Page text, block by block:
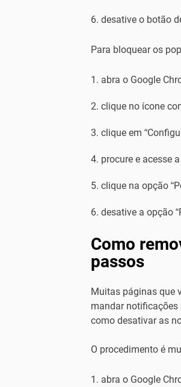
desative o botão
Para bloquear os
abra o Google
clique no ícone
clique em
procure e acesse
clique na opção
desative a opção
Como
passos
Muitas páginas que
mandar notificações
como desativar as
O procedimento é
abra o Google